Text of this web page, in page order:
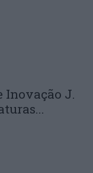
Inovação J.